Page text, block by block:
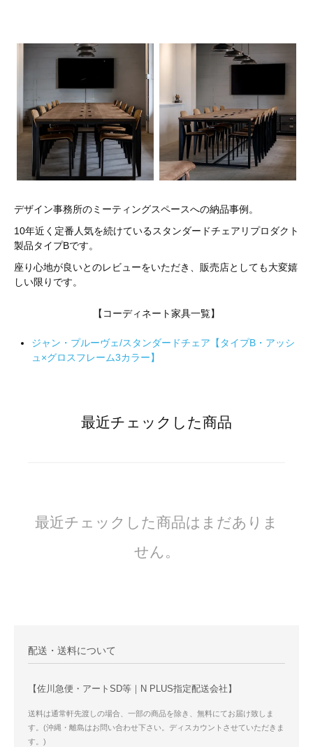
デザイン事務所のミーティングスペースへの納品事例。
10年近く定番人気を続けているスタンダードチェアリプロダクト
製品タイプBです。
座り心地が良いとのレビューをいただき、販売店としても大変嬉
しい限りです。
【コーディネート家具一覧】
ジャン・プルーヴェ/スタンダードチェア【タイプB・アッシ
ュ×グロスフレーム3カラー】
最近チェックした商品
最近チェックした商品はまだありま
せん。
配送・送料について
【佐川急便・アートSD等｜N PLUS指定配送会社】
送料は通常軒先渡しの場合、一部の商品を除き、無料にてお届け致しま
す。(沖縄・離島はお問い合わせ下さい。ディスカウントさせていただきま
す。)